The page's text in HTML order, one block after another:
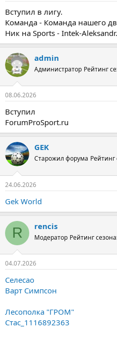
Вступил в лигу.
Команда - Команда нашего
Ник на Sports - Intek-Aleksandr.
admin
Администратор Рейтинг
08.06.2026
Вступил
ForumProSport.ru
GEK
Старожил форума Рейтинг
24.06.2026
Gek World
R rencis
Модератор Рейтинг
04.07.2026
Селесао
Варт Симпсон
Лесополка "ГРОМ"
Стас_1116892363